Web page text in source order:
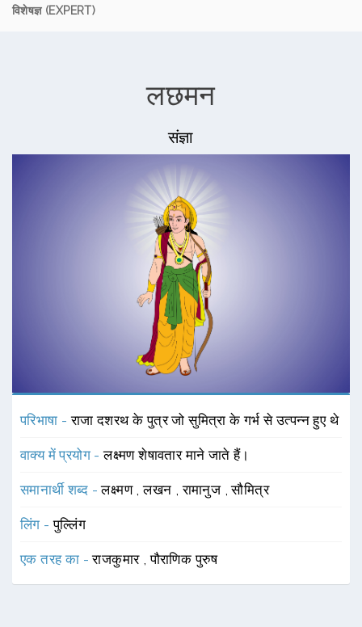
विशेषज्ञ (EXPERT)
लछमन
संज्ञा
परिभाषा -राजा दशरथ के पुत्र जो सुमित्रा के गर्भ से उत्पन्न हुए थे
वाक्य में प्रयोग -लक्ष्मण शेषावतार माने जाते हैं।
समानार्थी शब्द -लक्ष्मण ,लखन ,रामानुज ,सौमित्र
लिंग -पुल्लिंग
एक तरह का -राजकुमार ,पौराणिक पुरुष